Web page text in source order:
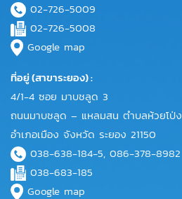
02-726-5009
02-726-5008
Google map
ที่อยู่ (สาขาระยอง) :
4/1-4 ซอย มาบชลูด 3
ถนนมาบชลูด – แหลมสน ตำบลห้วยโป่ง
อำเภอเมือง จังหวัด ระยอง 21150
038-638-184-5, 086-378-8982
038-683-185
Google map